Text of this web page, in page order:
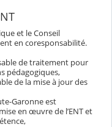
et le Conseil
en coresponsabilité.
de traitement pour
pédagogiques,
de la mise à jour des
Garonne est
en œuvre de l’ENT et